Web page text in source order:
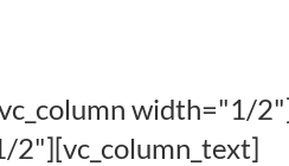
width="1/
2"][vc_column_text]